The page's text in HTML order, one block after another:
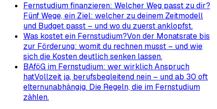
Fernstudium finanzieren: Welcher Weg passt zu dir?
Fünf Wege, ein Ziel: welcher zu deinem Zeitmodell
und Budget passt – und wo du zuerst anklopfst.
Was kostet ein Fernstudium?Von der Monatsrate bis
zur Förderung: womit du rechnen musst – und wie
sich die Kosten deutlich senken lassen.
BAföG im Fernstudium: wer wirklich Anspruch
hatVollzeit ja, berufsbegleitend nein – und ab 30 oft
elternunabhängig. Die Regeln, die im Fernstudium
zählen.